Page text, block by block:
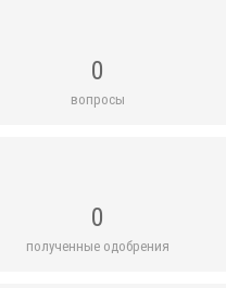
0
вопросы
0
полученные одобрения